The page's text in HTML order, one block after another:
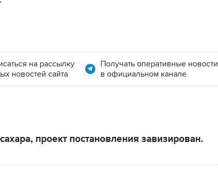
на рассылку
новостей сайта
Получать оперативные новости
в официальном канале
проект постановления завизирован.